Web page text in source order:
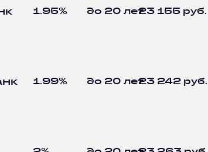
1.95% до 20 лет23 155 руб.
1.99% до 20 лет23 242 руб.